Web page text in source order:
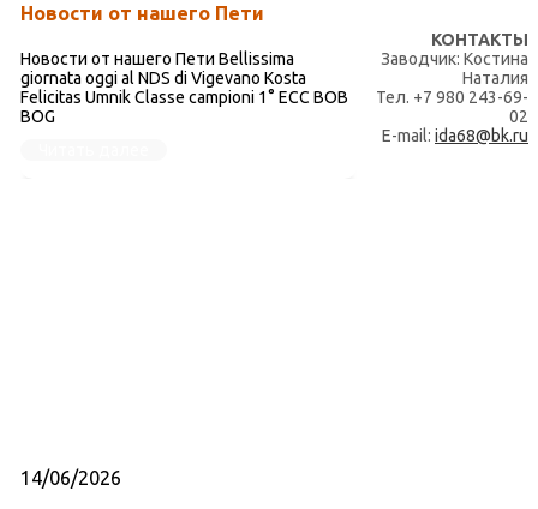
Новости от нашего Пети
Новости от нашего Пети Bellissima
giornata oggi al NDS di Vigevano Kosta
Felicitas Umnik Classe campioni 1° ECC BOB
BOG
14/06/2026
КОНТАКТЫ
Заводчик: Костина
Наталия
Тел. +7 980 243-69-
02
E-mail: ida68@bk.ru